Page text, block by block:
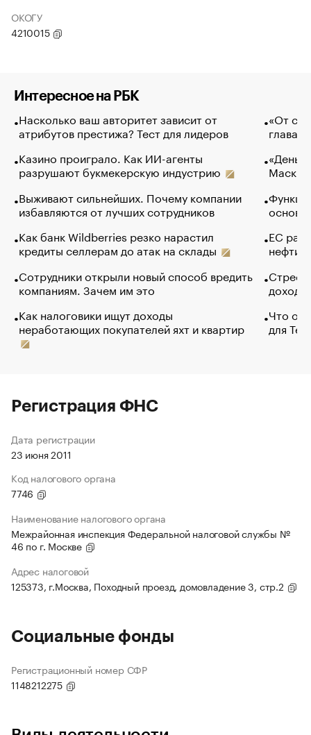
ОКОГУ
4210015
Интересное на РБК
Насколько ваш авторитет зависит от
атрибутов престижа? Тест для лидеров
Казино проиграло. Как ИИ-агенты
разрушают букмекерскую индустрию
Выживают сильнейших. Почему компании
избавляются от лучших сотрудников
Как банк Wildberries резко нарастил
кредиты селлерам до атак на склады
Сотрудники открыли новый способ вредить
компаниям. Зачем им это
Как налоговики ищут доходы
неработающих покупателей яхт и квартир
«От
глава
Маск в
основ
ЕС
нефти
Что
для
Регистрация ФНС
Дата регистрации
23 июня 2011
Код налогового органа
7746
Наименование налогового органа
Межрайонная инспекция Федеральной налоговой службы №
46 по г. Москве
Адрес налоговой
125373, г.Москва, Походный проезд, домовладение 3, стр.2
Социальные фонды
Регистрационный номер СФР
1148212275